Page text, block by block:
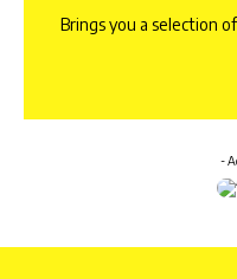
Brings you a selection
-